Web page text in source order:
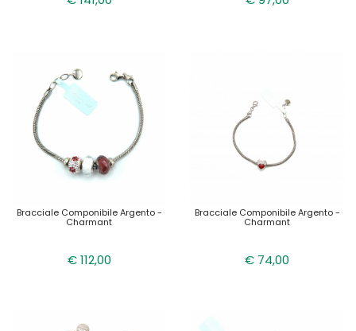
Bracciale Componibile Argento -
Charmant
€ 112,00
Bracciale Componibile Argento -
Charmant
€ 74,00